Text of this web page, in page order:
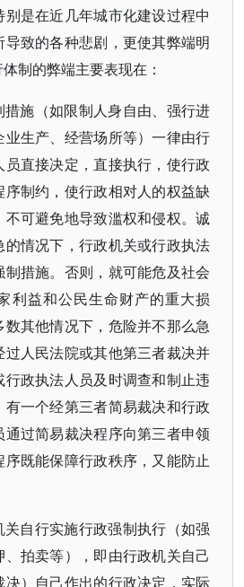
是在近几年城市化建设过程中
致的各种悲剧，更使其弊端明
制的弊端主要表现在：
施（如限制人身自由、强行进
业生产、经营场所等）一律由行
直接决定，直接执行，使行政
制约，使行政相对人的权益缺
可避免地导致滥权和侵权。诚
情况下，行政机关或行政执法
制措施。否则，就可能危及社会
利益和公民生命财产的重大损
其他情况下，危险并不那么急
人民法院或其他第三者裁决并
政执法人员及时调查和制止违
一个经第三者简易裁决和行政
过简易裁决程序向第三者申领
既能保障行政秩序，又能防止
自行实施行政强制执行（如强
拍卖等），即由行政机关自己
）自己作出的行政决定，实际